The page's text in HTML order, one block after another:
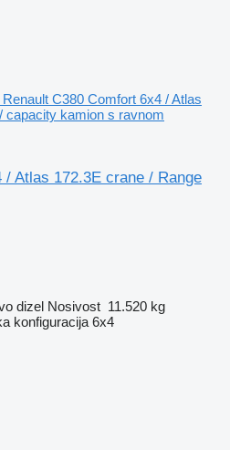
Renault C380 Comfort 6x4 / Atlas
capacity kamion s ravnom
Atlas 172.3E crane / Range
dizel Nosivost 11.520 kg
konfiguracija 6x4